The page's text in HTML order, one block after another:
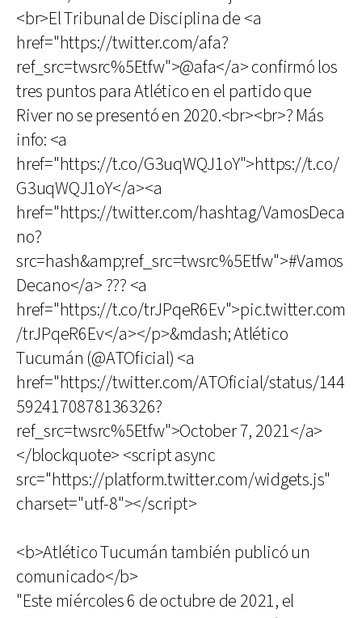
<br>El Tribunal de Disciplina de <a
href="https://twitter.com/afa?
ref_src=twsrc%5Etfw">@afa</a> confirmó los
tres puntos para Atlético en el partido que
River no se presentó en 2020.<br><br>? Más
info: <a
href="https://t.co/G3uqWQJ1oY">https://t.co/
G3uqWQJ1oY</a><a
href="https://twitter.com/hashtag/VamosDeca
no?
src=hash&amp;ref_src=twsrc%5Etfw">#Vamos
Decano</a> ??? <a
href="https://t.co/trJPqeR6Ev">pic.twitter.com
/trJPqeR6Ev</a></p>&mdash; Atlético
Tucumán (@ATOficial) <a
href="https://twitter.com/ATOficial/status/144
5924170878136326?
ref_src=twsrc%5Etfw">October 7, 2021</a>
</blockquote> <script async
src="https://platform.twitter.com/widgets.js"
charset="utf-8"></script>
<b>Atlético Tucumán también publicó un
comunicado</b>
"Este miércoles 6 de octubre de 2021, el